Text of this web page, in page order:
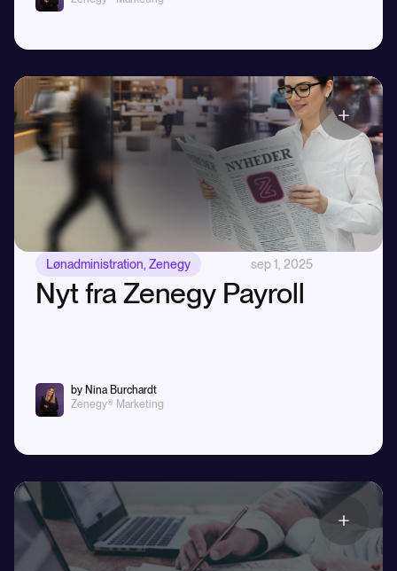
Lønadministration, Zenegy sep 1, 2025
Nyt fra Zenegy Payroll
by Nina Burchardt
Zenegy® Marketing